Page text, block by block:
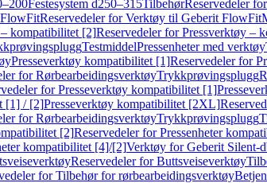
Festesystem d250–315TilbehørReservedeler
Reservedeler for Verktøy til Geberit FlowFit
kompatibilitet [2]Reservedeler for Pressverktøy –
TestmiddelPressenheter med verktøy
Presseverktøy kompatibilitet [1]Reservedeler for
for RørbearbeidingsverktøyTrykkprøvingsplugg
for Presseverktøy kompatibilitet [1]
[1] / [2]Presseverktøy kompatibilitet [2XL]
for RørbearbeidingsverktøyTrykkprøvingsplugg
[2]Reservedeler for Pressenheter
kompatibilitet [4]/[2]Verktøy for Geberit Silent-
Reservedeler for Buttsveiseverktøy
for Tilbehør for rørbearbeidingsverktøy